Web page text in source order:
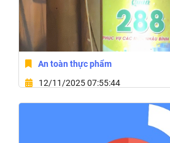
An toàn thực phẩm
12/11/2025 07:55:44
8 Đường A9 Phường Buôn Ma